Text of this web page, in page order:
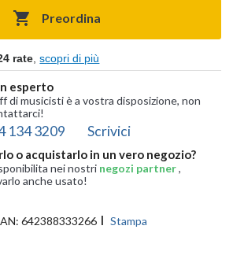
 Preordina
rate ,scopri di più
esperto
di musicisti è a vostra disposizione, non
134 3209 Scrivici
o acquistarlo in un vero negozio?
nei nostri negozi partner,
anche usato!
642388333266 Stampa